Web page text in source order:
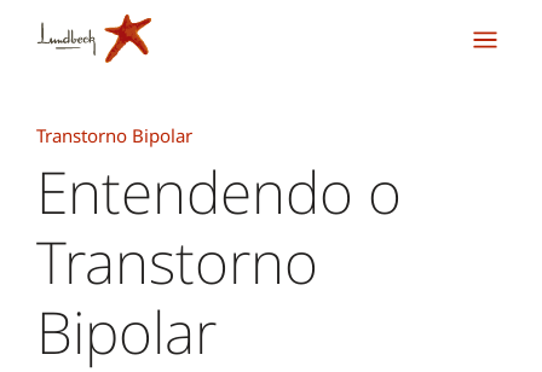
Transtorno Bipolar
Entendendo o
Transtorno
Bipolar